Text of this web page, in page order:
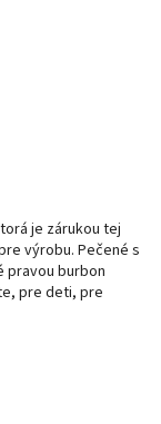
je zárukou tej
výrobu. Pečené s
pravou burbon
pre deti, pre